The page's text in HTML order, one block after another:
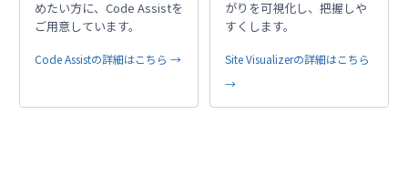
めたい方に、Code Assistを
ご用意しています。
Code Assistの詳細はこちら →
がりを可視化し、把握しや
すくします。
Site Visualizerの詳細はこちら
→